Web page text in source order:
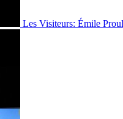
Les Visiteurs: Émile